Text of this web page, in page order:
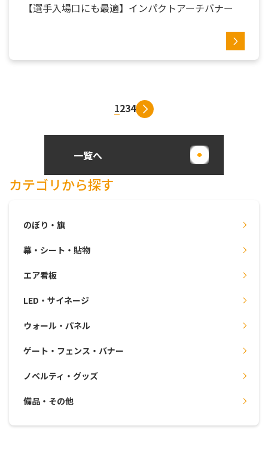
【選手入場口にも最適】インパクトアーチバナー
1234
一覧へ
カテゴリから探す
のぼり・旗
幕・シート・貼物
エア看板
LED・サイネージ
ウォール・パネル
ゲート・フェンス・バナー
ノベルティ・グッズ
備品・その他